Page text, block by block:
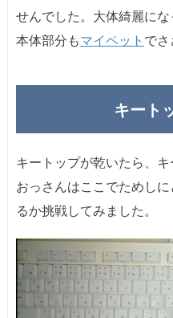
せんでした。大体綺麗に
本体部分もマイペット で
キート
キートップが乾いたら、キ
おっさんはここでためし
るか挑戦してみました。